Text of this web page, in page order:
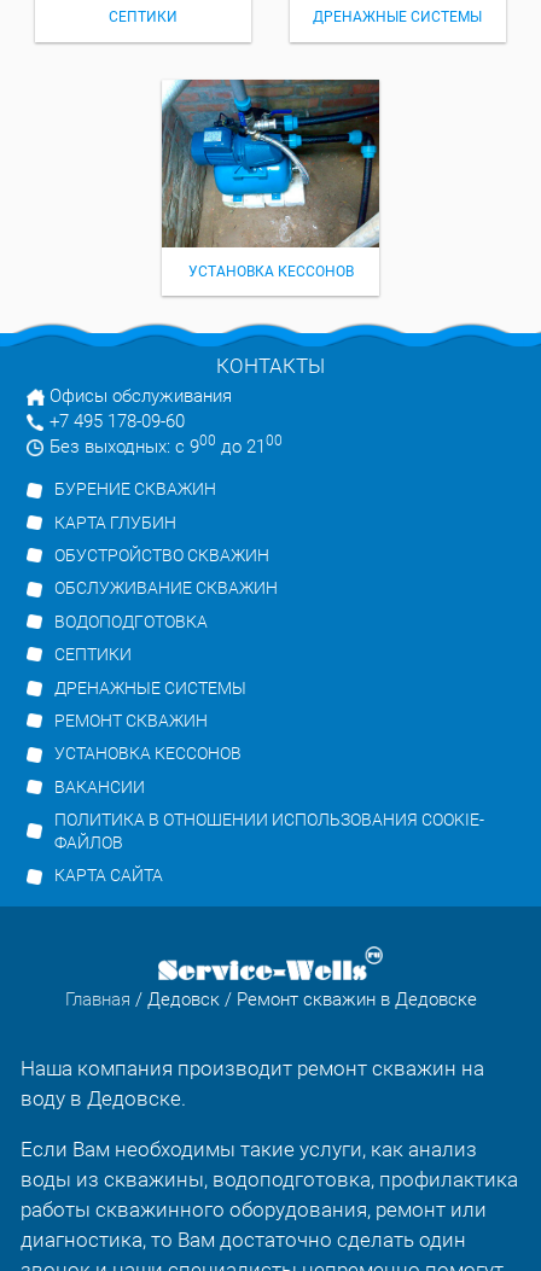
СЕПТИКИ ДРЕНАЖНЫЕ СИСТЕМЫ
УСТАНОВКА КЕССОНОВ
КОНТАКТЫ
Офисы обслуживания
+7 495 178-09-60
Без выходных: с 900 до 21 00
БУРЕНИЕ СКВАЖИН
КАРТА ГЛУБИН
ОБУСТРОЙСТВО СКВАЖИН
ОБСЛУЖИВАНИЕ СКВАЖИН
ВОДОПОДГОТОВКА
СЕПТИКИ
ДРЕНАЖНЫЕ СИСТЕМЫ
РЕМОНТ СКВАЖИН
УСТАНОВКА КЕССОНОВ
ВАКАНСИИ
ПОЛИТИКА В ОТНОШЕНИИ ИСПОЛЬЗОВАНИЯ COOKIE-
ФАЙЛОВ
КАРТА САЙТА
Главная / Дедовск / Ремонт скважин в Дедовске
Наша компания производит ремонт скважин на
воду в Дедовске.
Если Вам необходимы такие услуги, как анализ
воды из скважины, водоподготовка, профилактика
работы скважинного оборудования, ремонт или
диагностика, то Вам достаточно сделать один